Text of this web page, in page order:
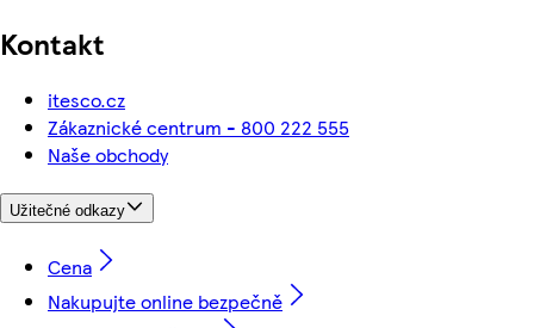
Kontakt
itesco.cz
Zákaznické centrum - 800 222 555
Naše obchody
Užitečné odkazy
Cena
Nakupujte online bezpečně